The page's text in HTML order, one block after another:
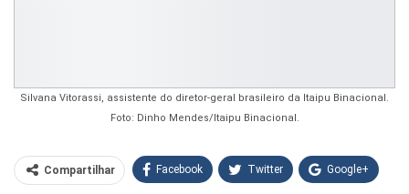
Silvana Vitorassi, assistente do diretor-geral brasileiro da Itaipu Binacional.
Foto: Dinho Mendes/Itaipu Binacional.
Compartilhar Facebook Twitter Google+